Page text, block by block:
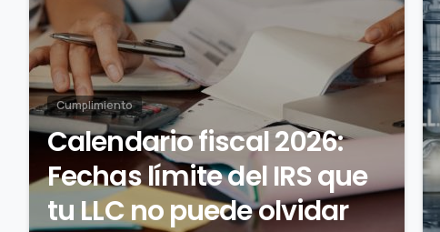
Cumplimiento
Calendario fiscal 2026:
Fechas límite del IRS que
tu LLC no puede olvidar